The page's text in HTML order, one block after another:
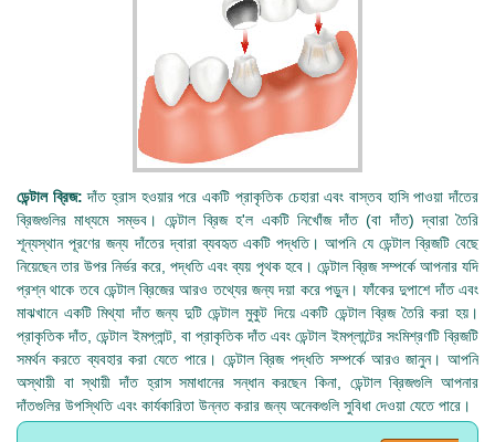
ডেন্টাল ব্রিজ:দাঁত হ্রাস হওয়ার পরে একটি প্রাকৃতিক চেহারা এবং বাস্তব হাসি পাওয়া দাঁতের
ব্রিজগুলির মাধ্যমে সম্ভব। ডেন্টাল ব্রিজ হ'ল একটি নিখোঁজ দাঁত (বা দাঁত) দ্বারা তৈরি
শূন্যস্থান পূরণের জন্য দাঁতের দ্বারা ব্যবহৃত একটি পদ্ধতি। আপনি যে ডেন্টাল ব্রিজটি বেছে
নিয়েছেন তার উপর নির্ভর করে, পদ্ধতি এবং ব্যয় পৃথক হবে। ডেন্টাল ব্রিজ সম্পর্কে আপনার যদি
প্রশ্ন থাকে তবে ডেন্টাল ব্রিজের আরও তথ্যের জন্য দয়া করে পড়ুন। ফাঁকের দুপাশে দাঁত এবং
মাঝখানে একটি মিথ্যা দাঁত জন্য দুটি ডেন্টাল মুকুট দিয়ে একটি ডেন্টাল ব্রিজ তৈরি করা হয়।
প্রাকৃতিক দাঁত, ডেন্টাল ইমপ্লান্ট, বা প্রাকৃতিক দাঁত এবং ডেন্টাল ইমপ্লান্টের সংমিশ্রণটি ব্রিজটি
সমর্থন করতে ব্যবহার করা যেতে পারে। ডেন্টাল ব্রিজ পদ্ধতি সম্পর্কে আরও জানুন। আপনি
অস্থায়ী বা স্থায়ী দাঁত হ্রাস সমাধানের সন্ধান করছেন কিনা, ডেন্টাল ব্রিজগুলি আপনার
দাঁতগুলির উপস্থিতি এবং কার্যকারিতা উন্নত করার জন্য অনেকগুলি সুবিধা দেওয়া যেতে পারে।